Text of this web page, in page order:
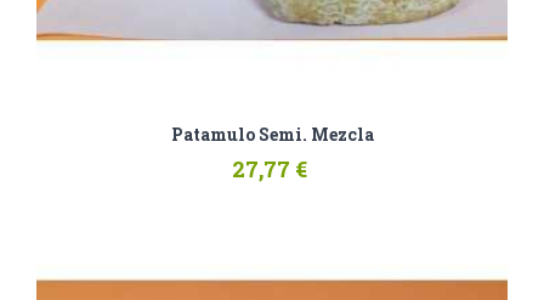
Patamulo Semi. Mezcla
27,77 €